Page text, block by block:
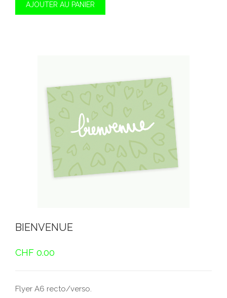
AJOUTER AU PANIER
BIENVENUE
CHF 0.00
Flyer A6 recto/verso.